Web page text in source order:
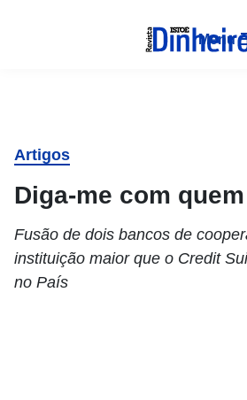
Menu
Artigos
Diga-me com
Fusão de dois bancos de
instituição maior que o Credit
no País